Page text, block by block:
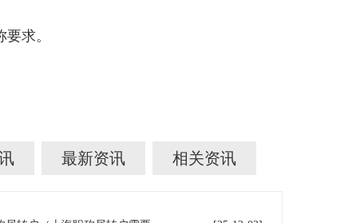
求。
最新资讯 相关资讯